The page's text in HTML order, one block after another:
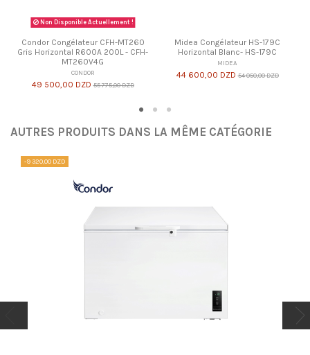
Non Disponible Actuellement !
Condor Congélateur CFH-MT260
Gris Horizontal R600A 200L - CFH-
MT260V4G
CONDOR
49 500,00 DZD 55 775,00 DZD
Midea Congélateur HS-179C
Horizontal Blanc- HS-179C
MIDEA
44 600,00 DZD 54 050,00 DZD
AUTRES PRODUITS DANS LA MÊME CATÉGORIE
-9 320,00 DZD